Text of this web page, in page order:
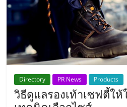
ไชส์
ขาย
หน้า
Directory PR News Products
วิธีดูแลรองเท้าเซฟตี้ใ